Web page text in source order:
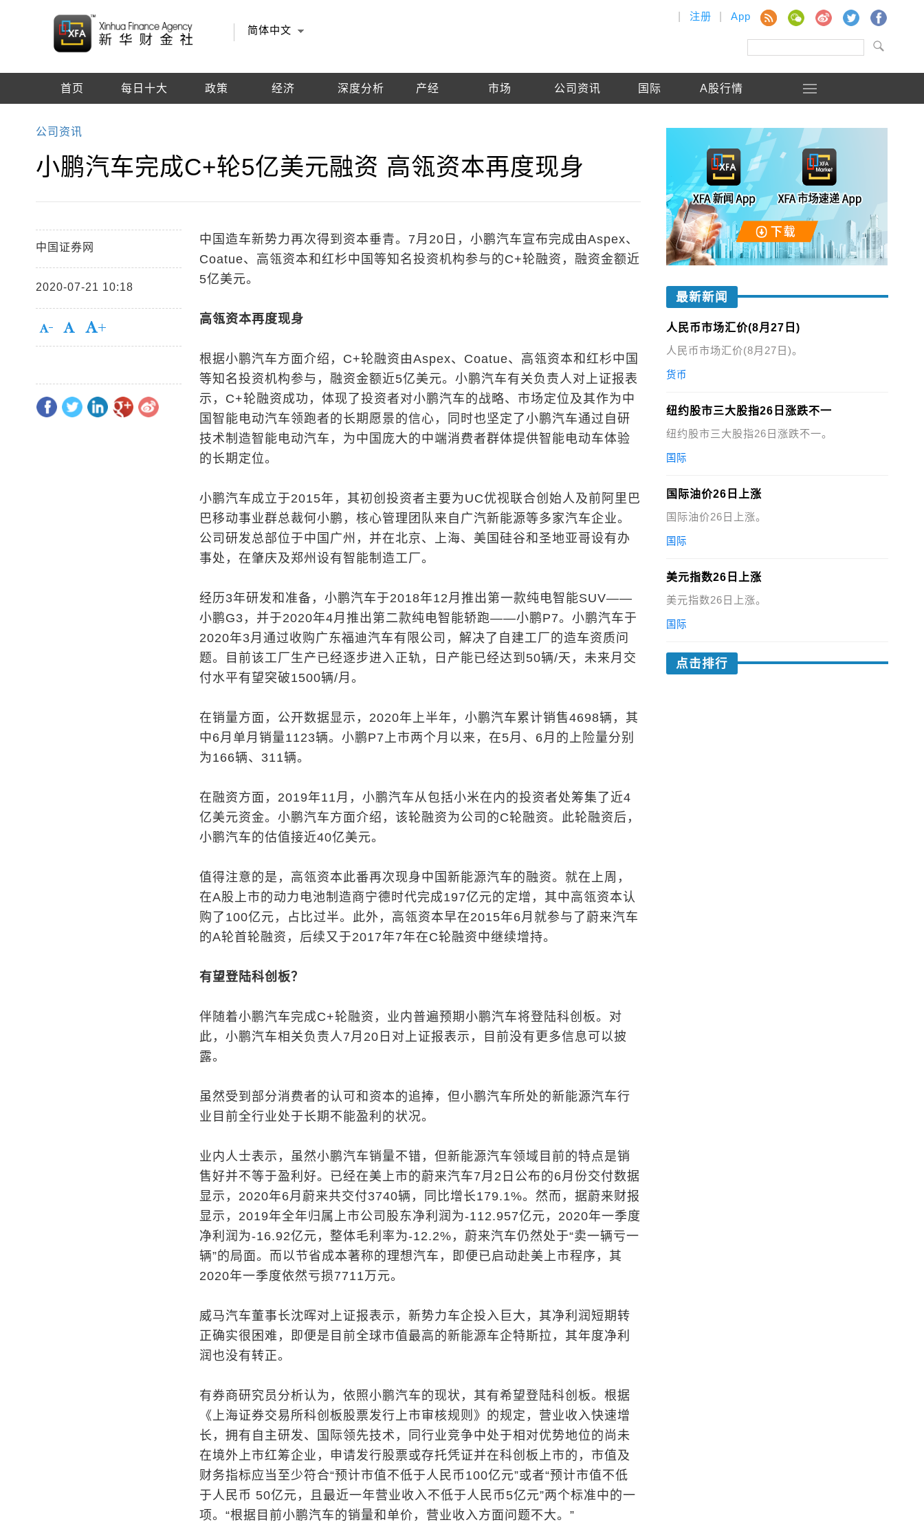
简体中文
注册 App
首页 每日十大 政策 经济 深度分析 产经 市场 公司资讯 国际 A股行情
公司资讯
小鹏汽车完成C+轮5亿美元融资 高瓴资本再度现身
中国证券网
2020-07-21 10:18
中国造车新势力再次得到资本垂青。7月20日，小鹏汽车宣布完成由Aspex、
Coatue、高瓴资本和红杉中国等知名投资机构参与的C+轮融资，融资金额近
5亿美元。
高瓴资本再度现身
根据小鹏汽车方面介绍，C+轮融资由Aspex、Coatue、高瓴资本和红杉中国
等知名投资机构参与，融资金额近5亿美元。小鹏汽车有关负责人对上证报表
示，C+轮融资成功，体现了投资者对小鹏汽车的战略、市场定位及其作为中
国智能电动汽车领跑者的长期愿景的信心，同时也坚定了小鹏汽车通过自研
技术制造智能电动汽车，为中国庞大的中端消费者群体提供智能电动车体验
的长期定位。
小鹏汽车成立于2015年，其初创投资者主要为UC优视联合创始人及前阿里巴
巴移动事业群总裁何小鹏，核心管理团队来自广汽新能源等多家汽车企业。
公司研发总部位于中国广州，并在北京、上海、美国硅谷和圣地亚哥设有办
事处，在肇庆及郑州设有智能制造工厂。
经历3年研发和准备，小鹏汽车于2018年12月推出第一款纯电智能SUV——
小鹏G3，并于2020年4月推出第二款纯电智能轿跑——小鹏P7。小鹏汽车于
2020年3月通过收购广东福迪汽车有限公司，解决了自建工厂的造车资质问
题。目前该工厂生产已经逐步进入正轨，日产能已经达到50辆/天，未来月交
付水平有望突破1500辆/月。
在销量方面，公开数据显示，2020年上半年，小鹏汽车累计销售4698辆，其
中6月单月销量1123辆。小鹏P7上市两个月以来，在5月、6月的上险量分别
为166辆、311辆。
在融资方面，2019年11月，小鹏汽车从包括小米在内的投资者处筹集了近4
亿美元资金。小鹏汽车方面介绍，该轮融资为公司的C轮融资。此轮融资后，
小鹏汽车的估值接近40亿美元。
值得注意的是，高瓴资本此番再次现身中国新能源汽车的融资。就在上周，
在A股上市的动力电池制造商宁德时代完成197亿元的定增，其中高瓴资本认
购了100亿元，占比过半。此外，高瓴资本早在2015年6月就参与了蔚来汽车
的A轮首轮融资，后续又于2017年7年在C轮融资中继续增持。
有望登陆科创板？
伴随着小鹏汽车完成C+轮融资，业内普遍预期小鹏汽车将登陆科创板。对
此，小鹏汽车相关负责人7月20日对上证报表示，目前没有更多信息可以披
露。
虽然受到部分消费者的认可和资本的追捧，但小鹏汽车所处的新能源汽车行
业目前全行业处于长期不能盈利的状况。
业内人士表示，虽然小鹏汽车销量不错，但新能源汽车领域目前的特点是销
售好并不等于盈利好。已经在美上市的蔚来汽车7月2日公布的6月份交付数据
显示，2020年6月蔚来共交付3740辆，同比增长179.1%。然而，据蔚来财报
显示，2019年全年归属上市公司股东净利润为-112.957亿元，2020年一季度
净利润为-16.92亿元，整体毛利率为-12.2%，蔚来汽车仍然处于“卖一辆亏一
辆”的局面。而以节省成本著称的理想汽车，即便已启动赴美上市程序，其
2020年一季度依然亏损7711万元。
威马汽车董事长沈晖对上证报表示，新势力车企投入巨大，其净利润短期转
正确实很困难，即便是目前全球市值最高的新能源车企特斯拉，其年度净利
润也没有转正。
有券商研究员分析认为，依照小鹏汽车的现状，其有希望登陆科创板。根据
《上海证券交易所科创板股票发行上市审核规则》的规定，营业收入快速增
长，拥有自主研发、国际领先技术，同行业竞争中处于相对优势地位的尚未
在境外上市红筹企业，申请发行股票或存托凭证并在科创板上市的，市值及
财务指标应当至少符合“预计市值不低于人民币100亿元”或者“预计市值不低
于人民币 50亿元，且最近一年营业收入不低于人民币5亿元”两个标准中的一
项。“根据目前小鹏汽车的销量和单价，营业收入方面问题不大。”
最新新闻
人民币市场汇价(8月27日)
人民币市场汇价(8月27日)。
货币
纽约股市三大股指26日涨跌不一
纽约股市三大股指26日涨跌不一。
国际
国际油价26日上涨
国际油价26日上涨。
国际
美元指数26日上涨
美元指数26日上涨。
国际
点击排行